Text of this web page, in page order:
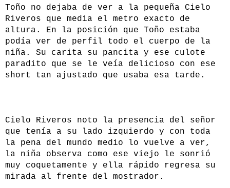
Toño no dejaba de ver a la pequeña Cielo
Riveros que media el metro exacto de
altura. En la posición que Toño estaba
podía ver de perfil todo el cuerpo de la
niña. Su carita su pancita y ese culote
paradito que se le veía delicioso con ese
short tan ajustado que usaba esa tarde.
Cielo Riveros noto la presencia del señor
que tenía a su lado izquierdo y con toda
la pena del mundo medio lo vuelve a ver,
la niña observa como ese viejo le sonrió
muy coquetamente y ella rápido regresa su
mirada al frente del mostrador.